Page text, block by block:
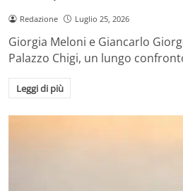
Redazione Luglio 25, 2026
Giorgia Meloni e Giancarlo
Palazzo Chigi, un lungo
Leggi di più